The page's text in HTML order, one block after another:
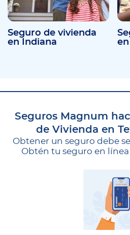
Seguro de vivienda
en Indiana
Seguros Magnum
de Vivienda en
Obtener un seguro debe
Obtén tu seguro en